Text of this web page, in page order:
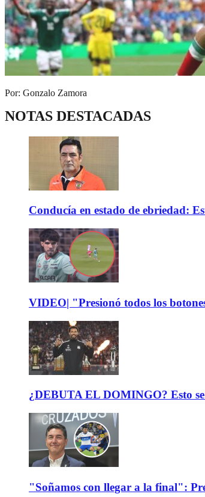
Por: Gonzalo Zamora
NOTAS DESTACADAS
Conducía en estado de ebriedad:
VIDEO| "Presionó todos los
¿DEBUTA EL DOMINGO? Esto se
"Soñamos con llegar a la final":